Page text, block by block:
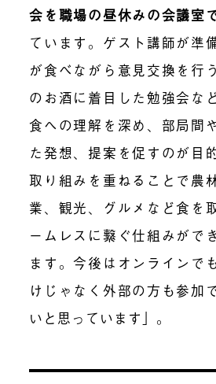
会を職場の昼休みの会議室
ています。ゲスト講師が準
が食べながら意見交換を行
のお酒に着目した勉強会な
食への理解を深め、部局間
た発想、提案を促すのが目
取り組みを重ねることで農
業、観光、グルメなど食を
ームレスに繋ぐ仕組みがで
ます。今後はオンラインで
けじゃなく外部の方も参加
いと思っています」。